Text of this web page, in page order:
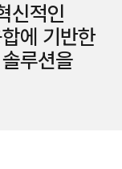
신적인
에 기반한
루션을